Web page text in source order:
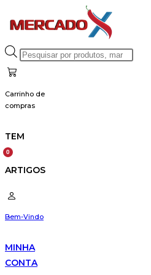
to
Products
Carrinho de
compras
TEM
ARTIGOS
Bem-Vindo
MINHA
CONTA